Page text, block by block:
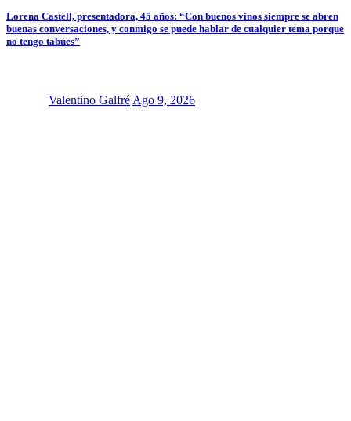
Lorena Castell, presentadora, 45 años: “Con buenos vinos siempre se abren
buenas conversaciones, y conmigo se puede hablar de cualquier tema porque
no tengo tabúes”
Valentino GalfréAgo 9, 2026